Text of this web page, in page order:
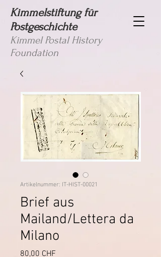
Kimmelstiftung für
Postgeschichte
Kimmel Postal History
Foundation
Artikelnummer: IT-HIST-00021
Brief aus
Mailand/Lettera da
Milano
80,00 CHF